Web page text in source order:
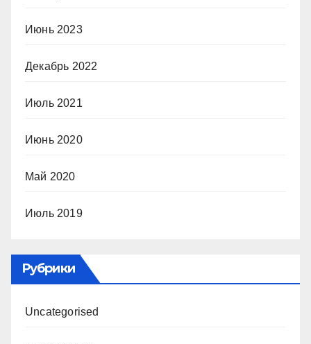
Июнь 2023
Декабрь 2022
Июль 2021
Июнь 2020
Май 2020
Июль 2019
Рубрики
Uncategorised